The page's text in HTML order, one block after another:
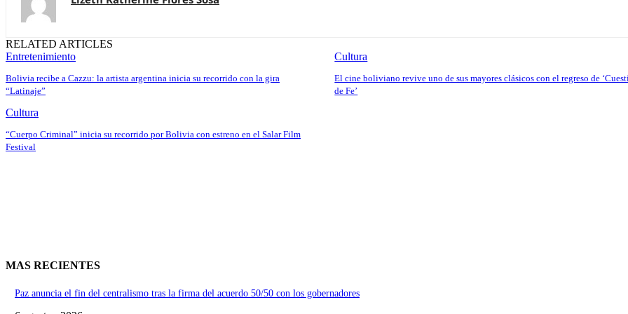
RELATED ARTICLES
Entretenimiento
Bolivia recibe a Cazzu: la artista argentina inicia su recorrido con la gira
“Latinaje”
Cultura
El cine boliviano revive uno de sus mayores clásicos con el regreso de
de Fe’
Cultura
“Cuerpo Criminal” inicia su recorrido por Bolivia con estreno en el Salar Film
Festival
MAS RECIENTES
Paz anuncia el fin del centralismo tras la firma del acuerdo 50/50 con los gobernadores